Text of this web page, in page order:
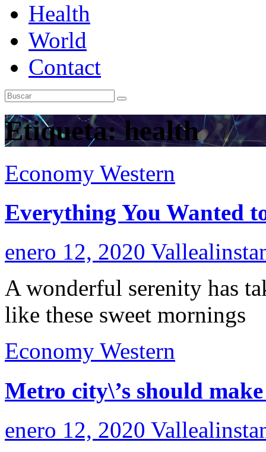
Health
World
Contact
Etiqueta:health
Economy Western
Everything You Wanted
enero 12, 2020
A wonderful serenity has
like these sweet mornings
Economy Western
Metro city\’s should
enero 12, 2020